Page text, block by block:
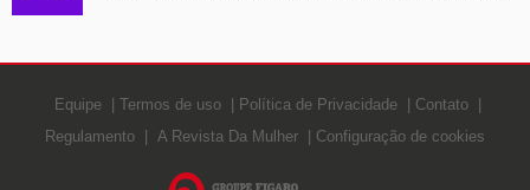
Equipe Termos de uso Política de Privacidade
Contato
Regulamento
A Revista Da Mulher Configuração de cookies